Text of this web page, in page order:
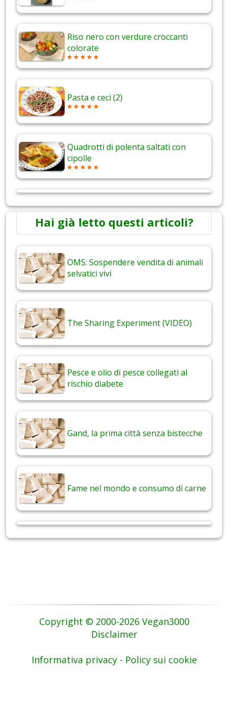
Riso nero con verdure croccanti
colorate
Pasta e ceci (2)
Quadrotti di polenta saltati con
cipolle
Hai già letto questi articoli?
OMS: Sospendere vendita di animali
selvatici vivi
The Sharing Experiment (VIDEO)
Pesce e olio di pesce collegati al
rischio diabete
Gand, la prima città senza bistecche
Fame nel mondo e consumo di carne
Copyright © 2000-2026 Vegan3000
Disclaimer
Informativa privacy - Policy sui cookie